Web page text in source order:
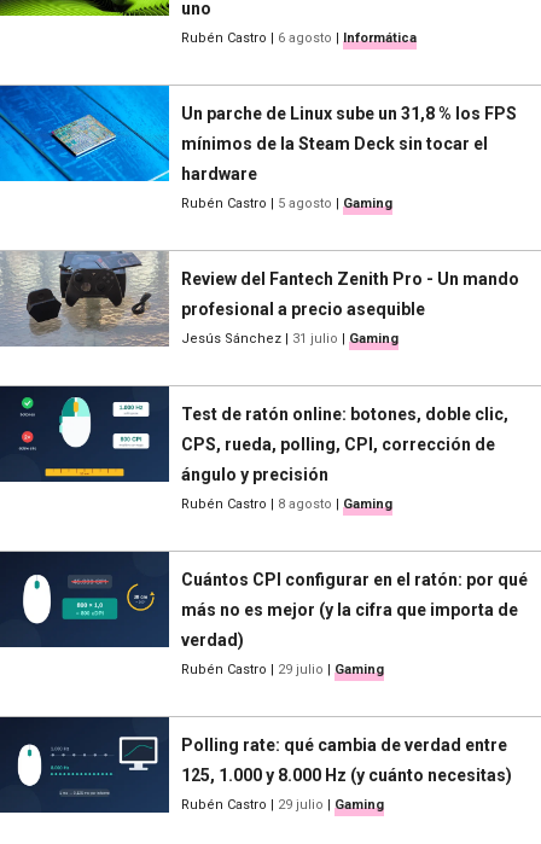
uno
Rubén Castro | 6 agosto | Informática
Un parche de Linux sube un 31,8 % los FPS
mínimos de la Steam Deck sin tocar el
hardware
Rubén Castro | 5 agosto | Gaming
Review del Fantech Zenith Pro - Un mando
profesional a precio asequible
Jesús Sánchez | 31 julio | Gaming
Test de ratón online: botones, doble clic,
CPS, rueda, polling, CPI, corrección de
ángulo y precisión
Rubén Castro | 8 agosto | Gaming
Cuántos CPI configurar en el ratón: por qué
más no es mejor (y la cifra que importa de
verdad)
Rubén Castro | 29 julio | Gaming
Polling rate: qué cambia de verdad entre
125, 1.000 y 8.000 Hz (y cuánto necesitas)
Rubén Castro | 29 julio | Gaming